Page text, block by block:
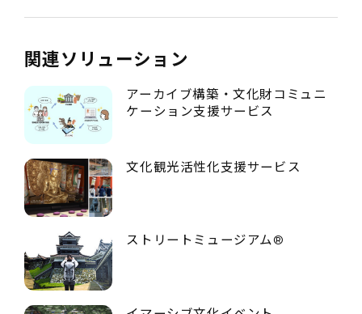
関連ソリューション
アーカイブ構築・文化財コミュニ
ケーション支援サービス
文化観光活性化支援サービス
ストリートミュージアム®